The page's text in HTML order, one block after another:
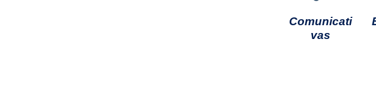
Comunicati
vas